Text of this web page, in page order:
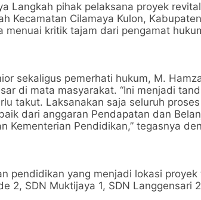
Langkah pihak pelaksana proyek
Kecamatan Cilamaya Kulon,
menuai kritik tajam dari pengamat
sekaligus pemerhati hukum, M.
di mata masyarakat. “Ini menjadi
takut. Laksanakan saja seluruh
dari anggaran Pendapatan dan
Kementerian Pendidikan,” tegasnya
pendidikan yang menjadi lokasi
2, SDN Muktijaya 1, SDN Langgensari 2